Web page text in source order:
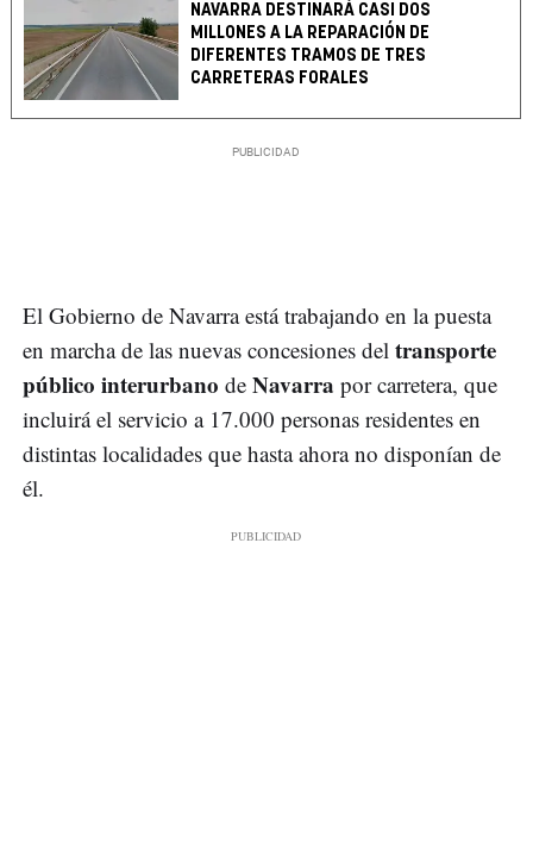
NAVARRA DESTINARÁ CASI DOS
MILLONES A LA REPARACIÓN DE
DIFERENTES TRAMOS DE TRES
CARRETERAS FORALES
El Gobierno de Navarra está trabajando en la puesta
en marcha de las nuevas concesiones del transporte
público interurbano de Navarra por carretera, que
incluirá el servicio a 17.000 personas residentes en
distintas localidades que hasta ahora no disponían de
él.